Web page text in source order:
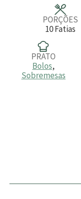
PORÇÕES
10Fatias
PRATO
Bolos,
Sobremesas